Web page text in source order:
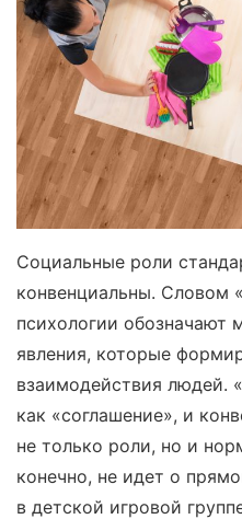
Социальные роли
конвенциальны. Словом
психологии обозначают
явления, которые
взаимодействия людей.
как «соглашение», и
не только роли, но и
конечно, не идет о
в детской игровой